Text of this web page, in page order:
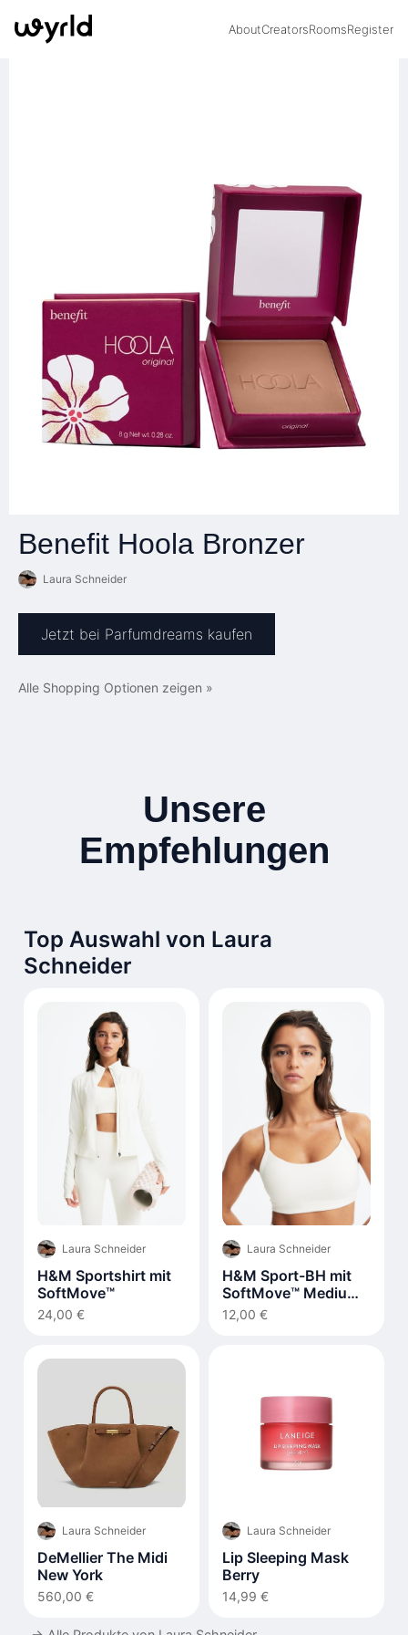
AboutCreatorsRoomsRegister
Benefit Hoola Bronzer
Laura Schneider
Jetzt bei Parfumdreams kaufen
Alle Shopping Optionen zeigen »
Unsere
Empfehlungen
Top Auswahl von Laura
Schneider
Laura Schneider
H&M Sportshirt mit
SoftMove™
24,00 €
Laura Schneider
H&M Sport-BH mit
SoftMove™ Medium
Support
12,00 €
Laura Schneider
DeMellier The Midi
New York
560,00 €
Laura Schneider
Lip Sleeping Mask
Berry
14,99 €